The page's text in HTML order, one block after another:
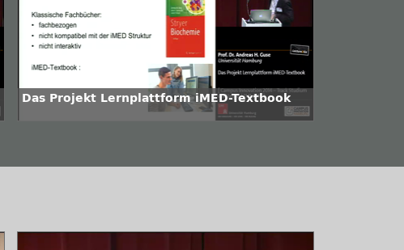
Das Projekt Lernplattform iMED-Textbook